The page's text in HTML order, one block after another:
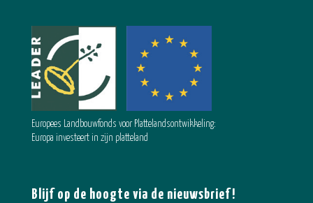
Europees Landbouwfonds voor Plattelandsontwikkeling:
Europa investeert in zijn platteland
Blijf op de hoogte via de nieuwsbrief!